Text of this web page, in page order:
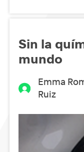
Sin la
mundo
Emma
Ruiz